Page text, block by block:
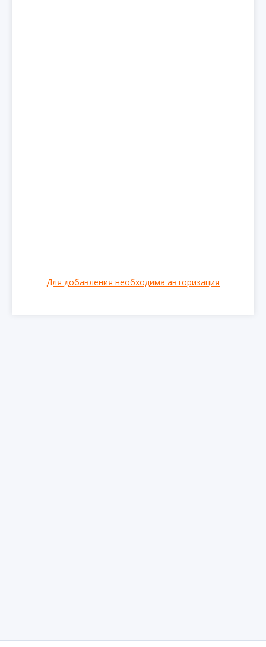
Для добавления необходима авторизация